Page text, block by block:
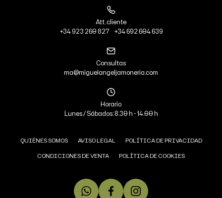
Att. cliente
+34 923 260 827
+34 692 604 639
Consultas
ma@miguelangeljamoneria.com
Horario
Lunes / Sábados: 8.30 h - 14.00 h
QUIÉNES SOMOS AVISO LEGAL
POLÍTICA DE PRIVACIDAD
CONDICIONES DE VENTA
POLÍTICA DE COOKIES